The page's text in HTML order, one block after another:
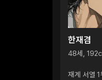
한재겸
48세,
재계 서열